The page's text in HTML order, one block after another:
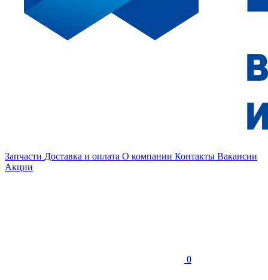
Запчасти Доставка и оплата О компании Контакты Вакансии
Акции
0